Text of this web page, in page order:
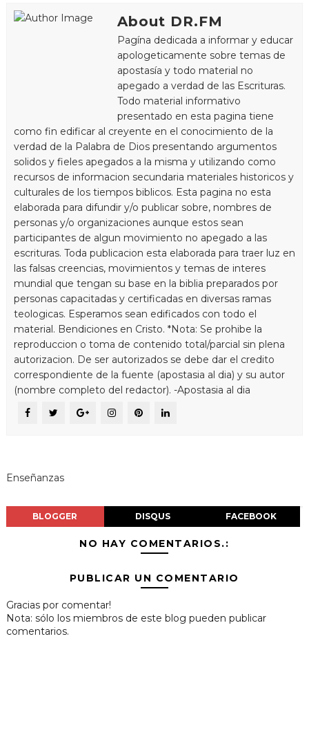
About DR.FM
Pagína dedicada a informar y educar
apologeticamente sobre temas de
apostasía y todo material no
apegado a verdad de las Escrituras.
Todo material informativo
presentado en esta pagina tiene
como fin edificar al creyente en el conocimiento de la
verdad de la Palabra de Dios presentando argumentos
solidos y fieles apegados a la misma y utilizando como
recursos de informacion secundaria materiales historicos y
culturales de los tiempos biblicos. Esta pagina no esta
elaborada para difundir y/o publicar sobre, nombres de
personas y/o organizaciones aunque estos sean
participantes de algun movimiento no apegado a las
escrituras. Toda publicacion esta elaborada para traer luz en
las falsas creencias, movimientos y temas de interes
mundial que tengan su base en la biblia preparados por
personas capacitadas y certificadas en diversas ramas
teologicas. Esperamos sean edificados con todo el
material. Bendiciones en Cristo. *Nota: Se prohibe la
reproduccion o toma de contenido total/parcial sin plena
autorizacion. De ser autorizados se debe dar el credito
correspondiente de la fuente (apostasia al dia) y su autor
(nombre completo del redactor). -Apostasia al dia
Enseñanzas
BLOGGER DISQUS FACEBOOK
NO HAY COMENTARIOS.:
PUBLICAR UN COMENTARIO
Gracias por comentar!
Nota: sólo los miembros de este blog pueden publicar
comentarios.